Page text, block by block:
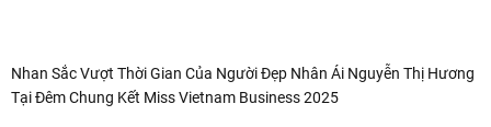
Nhan Sắc Vượt Thời Gian Của Người Đẹp Nhân Ái Nguyễn Thị Hương
Tại Đêm Chung Kết Miss Vietnam Business 2025